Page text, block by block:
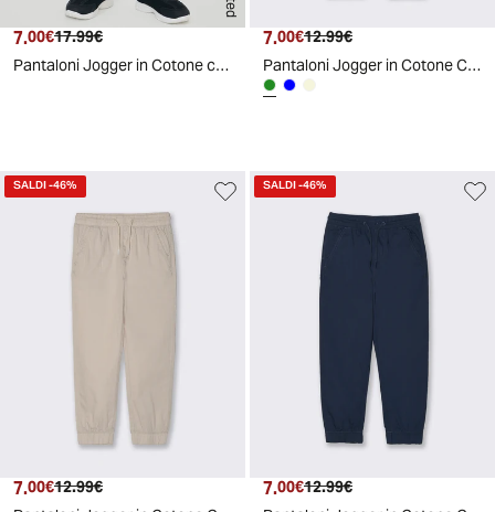
Prezzo attuale
7.00€ Prezzo originale
17.99€
Pantaloni Jogger in Cotone con Coulisse - Beige
Prezzo attuale
7.00€ Prezzo originale
12.99€
Pantaloni Jogger in Cotone Confortevoli - Verde salvia
SALDI-46%
Prezzo attuale
7.00€ Prezzo originale
12.99€
SALDI-46%
Prezzo attuale
7.00€ Prezzo originale
12.99€